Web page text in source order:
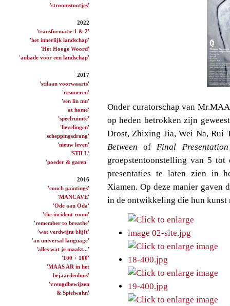
'stroomstootjes'
2022
'transformatie 1 & 2'
'het innerlijk landschap'
'Het Hooge Woord'
'aubade voor een landschap'
2017
'stilaan voorwaarts'
'resoneren'
'sen lin mu'
'at home'
'speelruimte'
'lievelingen'
'scheppingsdrang'
'nieuw leven'
'STILL'
'poeder & garen'
2016
'couch paintings'
'MANCAVE'
'Ode aan Oda'
'the incident room'
'remember to breathe'
'wat verdwijnt blijft'
'an universal language'
'alles wat je maakt...'
'100 + 100'
'MAAS AR in het
bejaardenhuis'
'vreugdbewijzen
& Spielwahn'
Onder curatorschap van
op heden betrokken zijn
Drost, Zhixing Jia, Wei Na, Rui
Between ofFinal
groepstentoonstelling van 5
presentaties te laten zien in
Xiamen. Op deze manier gaven
in de ontwikkeling die hun